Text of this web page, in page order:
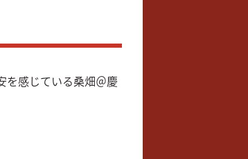
を感じている桑畑＠慶